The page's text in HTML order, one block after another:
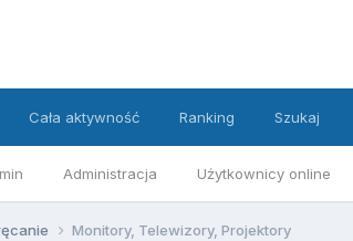
Administracja Użytkownicy online
Cała aktywność Ranking Szukaj
Monitory, Telewizory, Projektory